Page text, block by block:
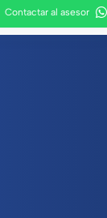
Contactar al asesor